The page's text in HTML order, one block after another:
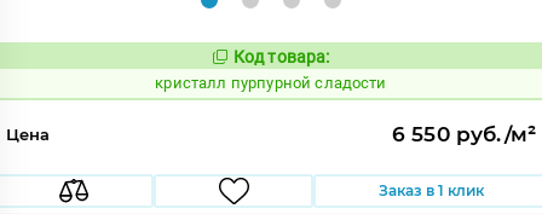
Код:
821970
Код товара:
кристалл пурпурной сладости
Цена 6 550 руб./м²
Заказ в 1 клик